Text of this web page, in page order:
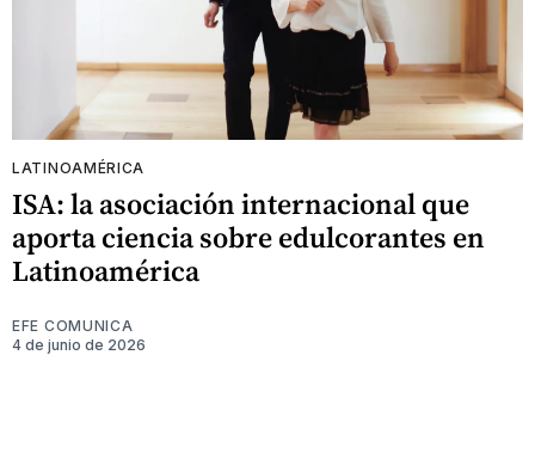
LATINOAMÉRICA
ISA: la asociación internacional que
aporta ciencia sobre edulcorantes en
Latinoamérica
EFE COMUNICA
4 de junio de 2026